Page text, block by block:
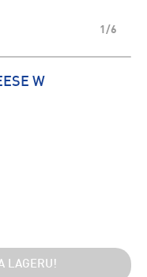
1/6
W
LAGERU!